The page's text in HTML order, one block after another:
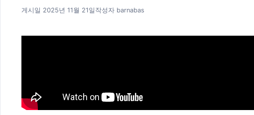
게시일 2025년 11월 21일 작성자 barnabas